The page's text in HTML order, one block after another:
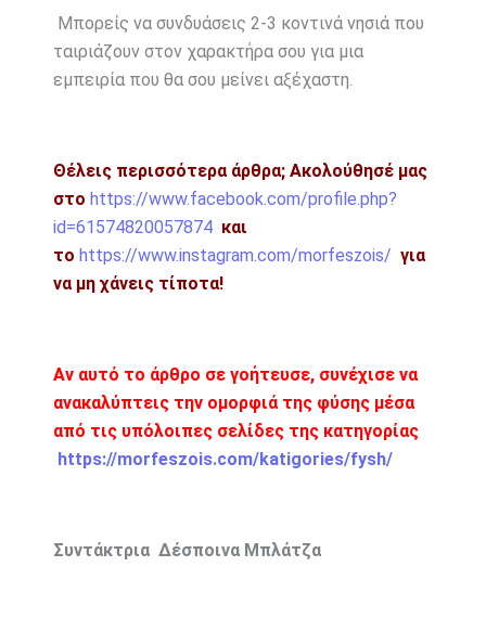
Μπορείς να συνδυάσεις 2-3 κοντινά νησιά που
ταιριάζουν στον χαρακτήρα σου για μια
εμπειρία που θα σου μείνει αξέχαστη.
Θέλεις περισσότερα άρθρα; Ακολούθησέ μας
στο https://www.facebook.com/profile.php?
id=61574820057874 και
το https://www.instagram.com/morfeszois/ για
να μη χάνεις τίποτα!
Αν αυτό το άρθρο σε γοήτευσε, συνέχισε να
ανακαλύπτεις την ομορφιά της φύσης μέσα
από τις υπόλοιπες σελίδες της κατηγορίας
https://morfeszois.com/katigories/fysh/
Συντάκτρια Δέσποινα Μπλάτζα